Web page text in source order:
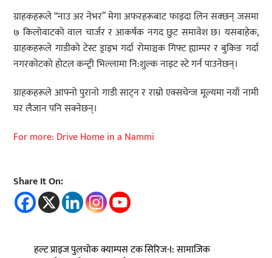
ग्राहकहरूले “नाउ अर नेभर” मेगा अफरहरूबाट फाइदा लिन सक्छन् जसमा
७ किलोवाटको वाल चार्जर र आकर्षक नगद छुट समावेश छ। यसबाहेक,
ग्राहकहरूले गाडीको टेस्ट ड्राइभ गर्दा रोमाञ्चक गिफ्ट ह्याम्पर र बुकिङ गर्दा
नगरकोटको होटल कन्ट्री भिल्लामा नि:शुल्क नाइट स्टे गर्न पाउनेछन्।
ग्राहकहरूले आफ्नो पुरानो गाडी साट्न र राम्रो एक्सचेन्ज मूल्यमा नयाँ नामी
घर लैजान पनि सक्नेछन्।
For more: Drive Home in a Nammi
Share It On:
हल्ट प्राइज पुलचोक क्याम्पस टक सिरिज-I: सामाजिक